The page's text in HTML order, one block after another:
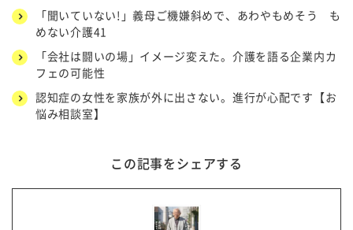
「聞いていない!」義母ご機嫌斜めで、あわやもめそう も
めない介護41
「会社は闘いの場」イメージ変えた。介護を語る企業内カ
フェの可能性
認知症の女性を家族が外に出さない。進行が心配です【お
悩み相談室】
この記事をシェアする